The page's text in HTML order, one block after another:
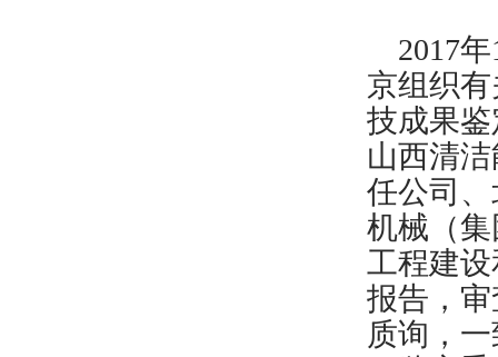
2017年
京组织
技成果
山西清
任公司
机械（
工程建
报告，
质询，